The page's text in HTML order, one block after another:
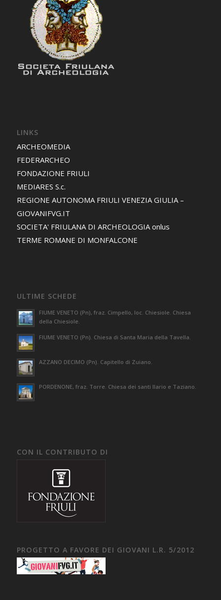
LINKS
ARCHEOMEDIA
FEDERARCHEO
FONDAZIONE FRIULI
MEDIARES S.c.
REGIONE AUTONOMA FRIULI VENEZIA GIULIA –
GIOVANIFVG.IT
SOCIETA' FRIULANA DI ARCHEOLOGIA onlus
TERME ROMANE DI MONFALCONE
ULTIME SCHEDE
FIUME VENETO (Pn), fraz. Cimpello, loc. Chiesiole. Chiesa
della Chiesiole.
FIUME VENETO (Pn). Chiesa di Santa Maria della Tavella.
AZZANO DECIMO (Pn). Capitello di Zuiano.
PORDENONE, fraz. Torre. Chiesa dei santi Ilario e Taziano.
CON IL CONTRIBUTO DI
PROGETTO A FAVORE DEI GIOVANI L.R. 5/2012